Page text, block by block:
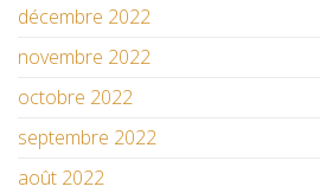
décembre 2022
novembre 2022
octobre 2022
septembre 2022
août 2022